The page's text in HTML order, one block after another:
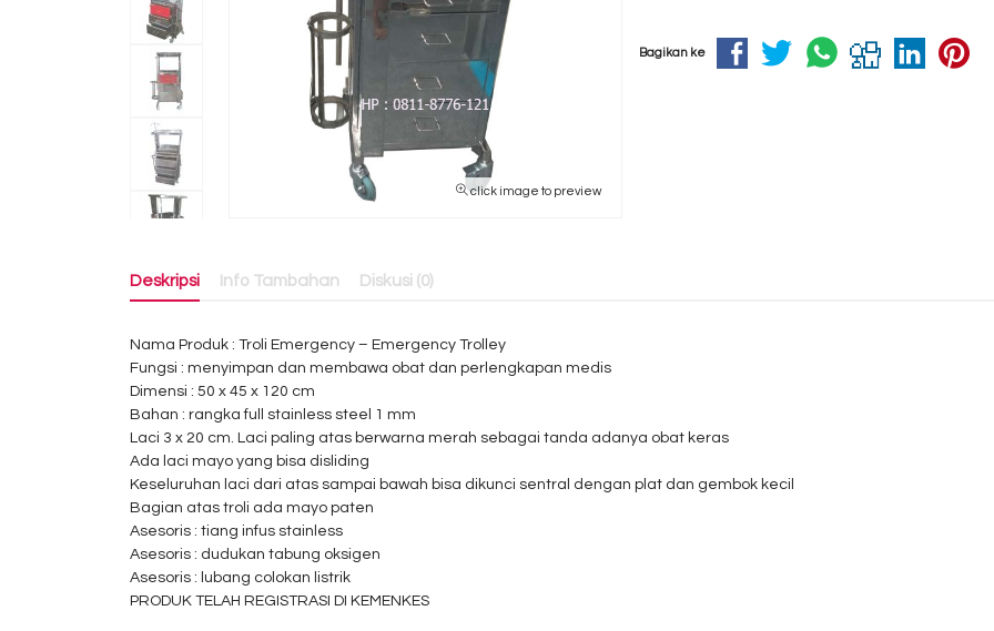
click image to preview
Bagikan ke
Deskripsi Info Tambahan Diskusi (0)
Nama Produk : Troli Emergency – Emergency Trolley
Fungsi : menyimpan dan membawa obat dan perlengkapan medis
Dimensi : 50 x 45 x 120 cm
Bahan : rangka full stainless steel 1 mm
Laci 3 x 20 cm. Laci paling atas berwarna merah sebagai tanda adanya obat keras
Ada laci mayo yang bisa disliding
Keseluruhan laci dari atas sampai bawah bisa dikunci sentral dengan plat dan gembok kecil
Bagian atas troli ada mayo paten
Asesoris : tiang infus stainless
Asesoris : dudukan tabung oksigen
Asesoris : lubang colokan listrik
PRODUK TELAH REGISTRASI DI KEMENKES